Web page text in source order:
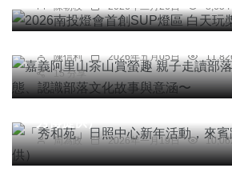
陳朝枝 2026年二月26日 8,654
嘉義阿里山茶山賞螢趣 親子走讀
陳信利 2026年五月05日
15 分享
社會 綜合新聞 健康 文教
「秀和苑」日照中心新年活動，
周為政 2026年一月19日
專欄
高哲翰講座教授點評黃仁勳AI時代